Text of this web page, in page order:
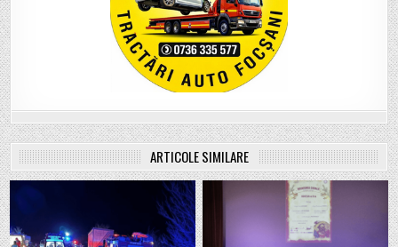
ARTICOLE SIMILARE